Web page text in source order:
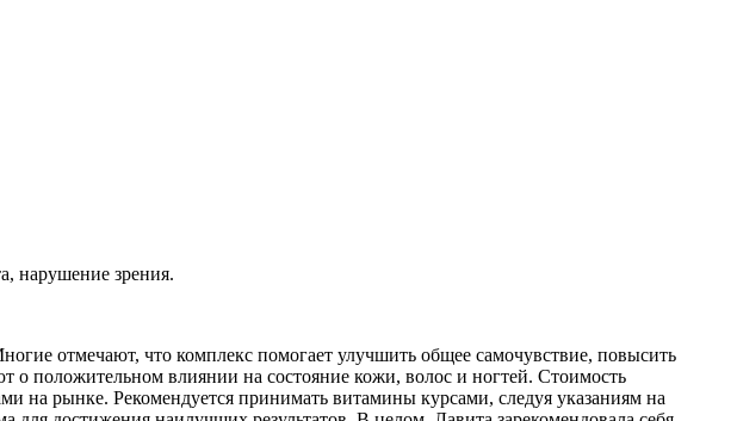
нарушение зрения.
отмечают, что комплекс помогает улучшить общее самочувствие, повысить
положительном влиянии на состояние кожи, волос и ногтей. Стоимость
на рынке. Рекомендуется принимать витамины курсами, следуя указаниям на